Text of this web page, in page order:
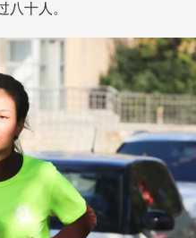
八十人。